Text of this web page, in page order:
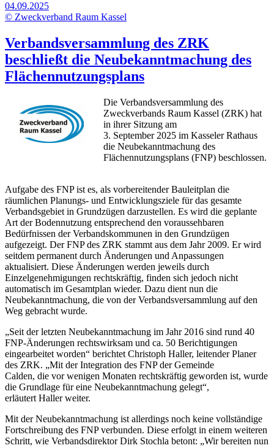
04.09.2025
© Zweckverband Raum Kassel
Verbandsversammlung des ZRK
beschließt die Neubekanntmachung des
Flächennutzungsplans
Die Verbandsversammlung des
Zweckverbands Raum Kassel (ZRK) hat
in ihrer Sitzung am
3. September 2025 im Kasseler Rathaus
die Neubekanntmachung des
Flächennutzungsplans (FNP) beschlossen.
Aufgabe des FNP ist es, als vorbereitender Bauleitplan die
räumlichen Planungs- und Entwicklungsziele für das gesamte
Verbandsgebiet in Grundzügen darzustellen. Es wird die geplante
Art der Bodennutzung entsprechend den voraussehbaren
Bedürfnissen der Verbandskommunen in den Grundzügen
aufgezeigt. Der FNP des ZRK stammt aus dem Jahr 2009. Er wird
seitdem permanent durch Änderungen und Anpassungen
aktualisiert. Diese Änderungen werden jeweils durch
Einzelgenehmigungen rechtskräftig, finden sich jedoch nicht
automatisch im Gesamtplan wieder. Dazu dient nun die
Neubekanntmachung, die von der Verbandsversammlung auf den
Weg gebracht wurde.
„Seit der letzten Neubekanntmachung im Jahr 2016 sind rund 40
FNP-Änderungen rechtswirksam und ca. 50 Berichtigungen
eingearbeitet worden“ berichtet Christoph Haller, leitender Planer
des ZRK. „Mit der Integration des FNP der Gemeinde
Calden, die vor wenigen Monaten rechtskräftig geworden ist, wurde
die Grundlage für eine Neubekanntmachung gelegt“,
erläutert Haller weiter.
Mit der Neubekanntmachung ist allerdings noch keine vollständige
Fortschreibung des FNP verbunden. Diese erfolgt in einem weiteren
Schritt, wie Verbandsdirektor Dirk Stochla betont: „Wir bereiten nun